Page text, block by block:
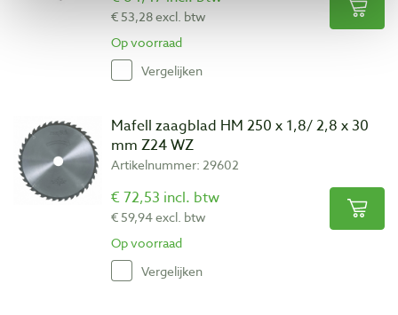
€ 53,28 excl. btw
Op voorraad
Vergelijken
Mafell zaagblad HM 250 x 1,8/ 2,8 x 30
mm Z24 WZ
Artikelnummer: 29602
€ 72,53 incl. btw
€ 59,94 excl. btw
Op voorraad
Vergelijken